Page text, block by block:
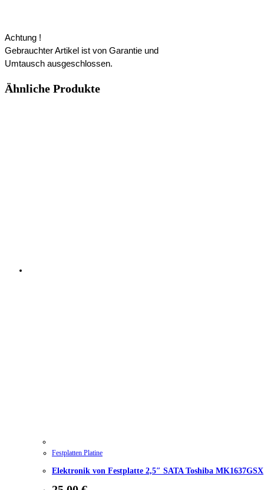
Achtung !
Gebrauchter Artikel ist von Garantie und
Umtausch ausgeschlossen.
Ähnliche Produkte
Festplatten Platine
Elektronik von Festplatte 2,5″ SATA Toshiba MK1637GSX